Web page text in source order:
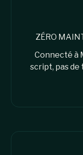
ZÉRO
Connecté à
script, pas de